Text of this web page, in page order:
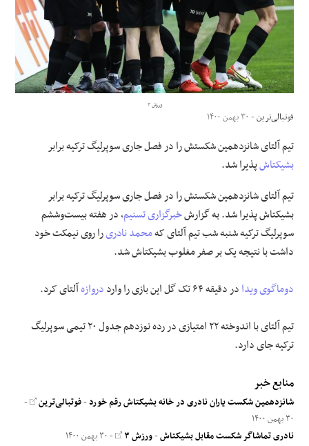
علوم و فن آوری
فرهنگی و هنری
ورزش ۳
فوتبالی‌ترین- ۳۰ بهمن ۱۴۰۰
تیم آلتای شانزدهمین شکستش را در فصل جاری سوپرلیگ ترکیه برابر
بشیکتاشپذیرا شد.
تیم آلتای شانزدهمین شکستش را در فصل جاری سوپرلیگ ترکیه برابر
بشیکتاش پذیرا شد. به گزارشخبرگزاری تسنیم، در هفته بیست‌وششم
سوپرلیگ ترکیه شنبه شب تیم آلتای کهمحمد نادریرا روی نیمکت خود
داشت با نتیجه یک بر صفر مغلوب بشیکتاش شد.
دوماگوی ویدادر دقیقه ۶۴ تک گل این بازی را وارد دروازهآلتای کرد.
تیم آلتای با اندوخته ۲۲ امتیازی در رده نوزدهم جدول ۲۰ تیمی سوپرلیگ
ترکیه جای دارد.
منابع خبر
شانزدهمین شکست یاران نادری در خانه بشیکتاش رقم خورد-فوتبالی‌ترین -
۳۰ بهمن ۱۴۰۰
نادری تماشاگر شکست مقابل بشیکتاش-ورزش ۳
- ۳۰ بهمن ۱۴۰۰